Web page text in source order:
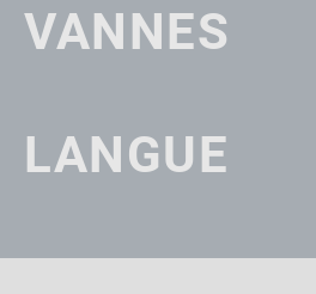
VANNES
LANGUE